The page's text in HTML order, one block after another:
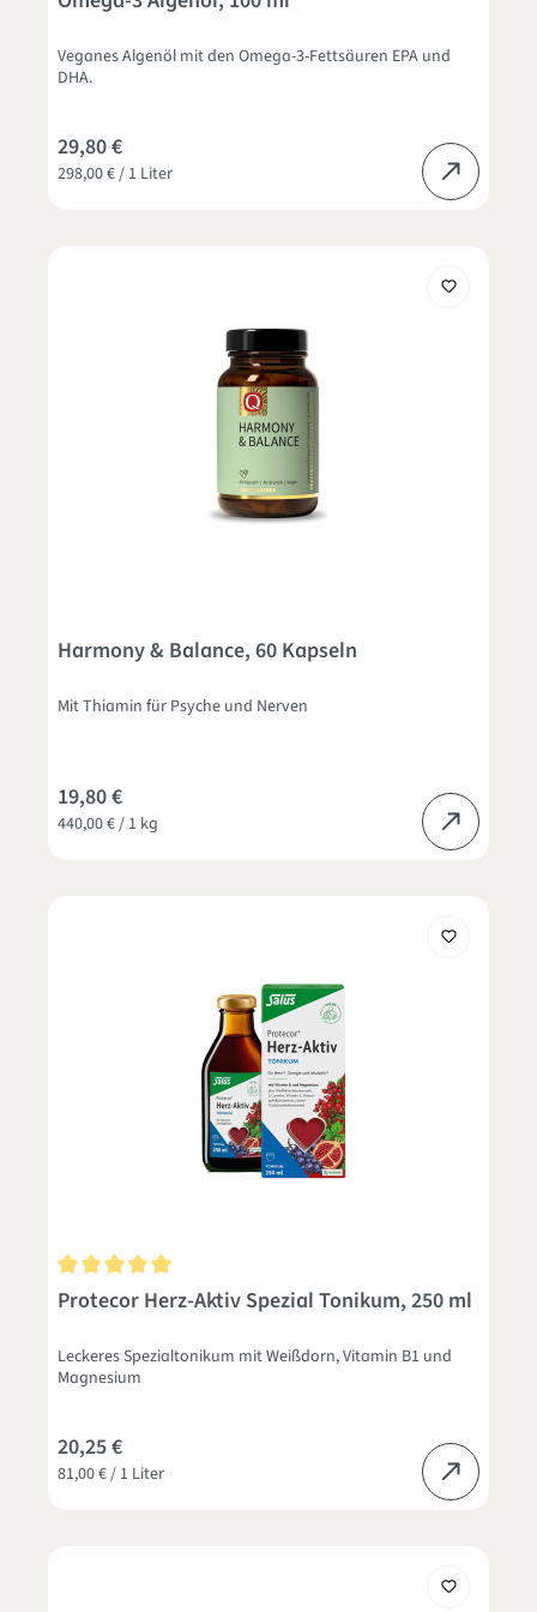
Veganes Algenöl mit den Omega-3-Fettsäuren EPA und
DHA.
298,00 € / 1 Liter
29,80 €
Harmony & Balance, 60 Kapseln
Mit Thiamin für Psyche und Nerven
440,00 € / 1 kg
19,80 €
Durchschnittliche Bewertung von 5 von 5 Sternen
Protecor Herz-Aktiv Spezial Tonikum, 250 ml
Leckeres Spezialtonikum mit Weißdorn, Vitamin B1 und
Magnesium
81,00 € / 1 Liter
20,25 €